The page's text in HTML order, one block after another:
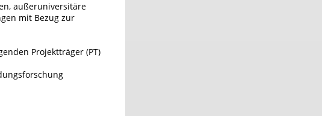
außeruniversitäre
mit Bezug zur
Projektträger (PT)